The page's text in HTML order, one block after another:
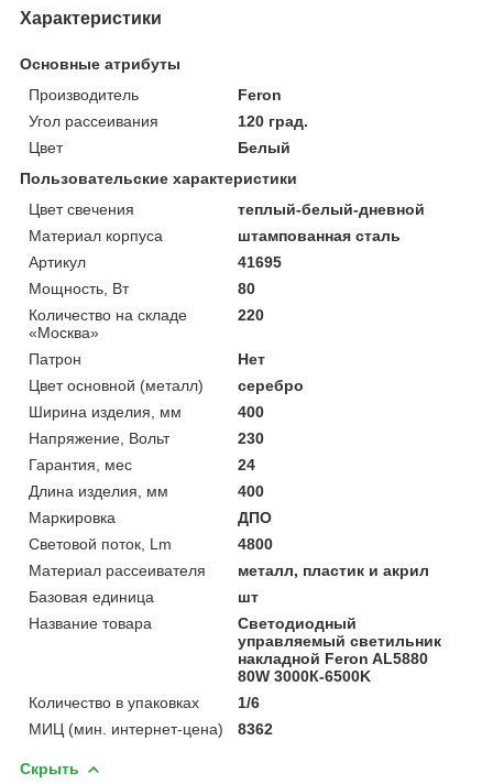
Характеристики
Основные атрибуты
Производитель
Feron
Угол рассеивания
120 град.
Цвет
Белый
Пользовательские характеристики
Цвет свечения
теплый-белый-дневной
Материал корпуса
штампованная сталь
Артикул
41695
Мощность, Вт
80
Количество на складе
«Москва»
220
Патрон
Нет
Цвет основной (металл)
серебро
Ширина изделия, мм
400
Напряжение, Вольт
230
Гарантия, мес
24
Длина изделия, мм
400
Маркировка
ДПО
Световой поток, Lm
4800
Материал рассеивателя
металл, пластик и акрил
Базовая единица
шт
Название товара
Светодиодный
управляемый светильник
накладной Feron AL5880
80W 3000К-6500K
Количество в упаковках
1/6
МИЦ (мин. интернет-цена)
8362
Скрыть